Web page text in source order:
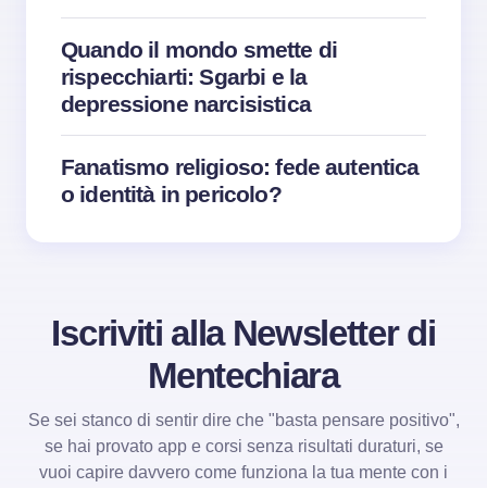
Quando il mondo smette di
rispecchiarti: Sgarbi e la
depressione narcisistica
Fanatismo religioso: fede autentica
o identità in pericolo?
Iscriviti alla Newsletter di
Mentechiara
Se sei stanco di sentir dire che "basta pensare positivo",
se hai provato app e corsi senza risultati duraturi, se
vuoi capire davvero come funziona la tua mente con i